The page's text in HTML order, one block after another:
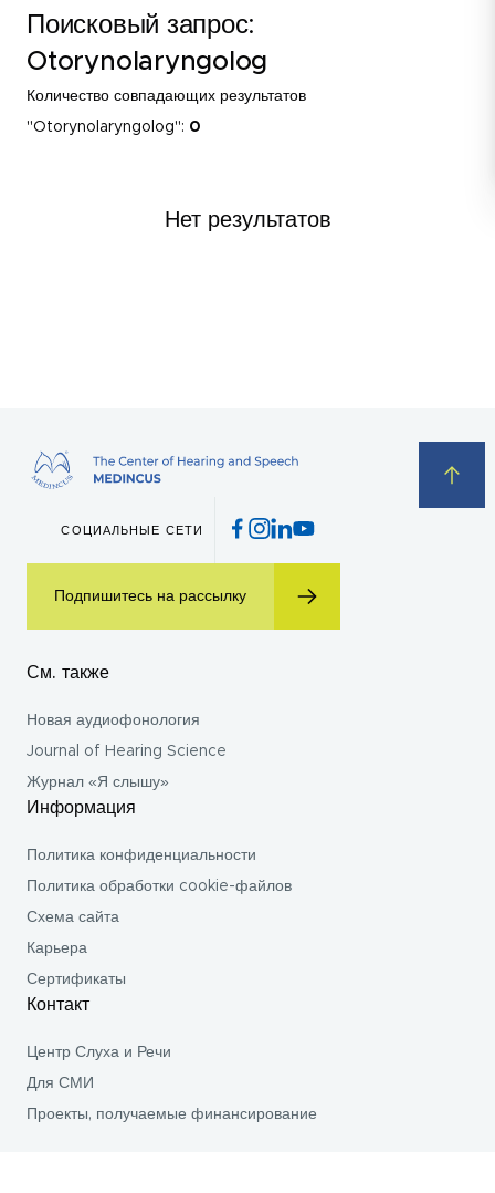
Поисковый запрос:
Otorynolaryngolog
Количество совпадающих результатов
"Otorynolaryngolog": 0
Нет результатов
СОЦИАЛЬНЫЕ СЕТИ
Подпишитесь на рассылку
См. также
Новая аудиофонология
Journal of Hearing Science
Журнал «Я слышу»
Информация
Политика конфиденциальности
Политика обработки cookie-файлов
Схема сайта
Карьера
Сертификаты
Контакт
Центр Слуха и Речи
Для СМИ
Проекты, получаемые финансирование
Wyrażam zgodę na przetwarzanie moich danych osobowych w celu
Wyrażam zgodę na przetwarzanie danych osobowych zamieszczonych w powyższym formularzu kontaktowym.
Zgodę można w każdej chwili wycofać, poprawić lub zmienić. Wycofanie zgody nie będzie miało skutków w stosunku do